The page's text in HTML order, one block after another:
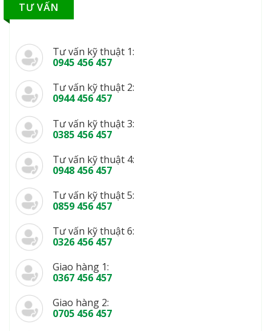
TƯ VẤN
Tư vấn kỹ thuật 1:
0945 456 457
Tư vấn kỹ thuật 2:
0944 456 457
Tư vấn kỹ thuật 3:
0385 456 457
Tư vấn kỹ thuật 4:
0948 456 457
Tư vấn kỹ thuật 5:
0859 456 457
Tư vấn kỹ thuật 6:
0326 456 457
Giao hàng 1:
0367 456 457
Giao hàng 2:
0705 456 457